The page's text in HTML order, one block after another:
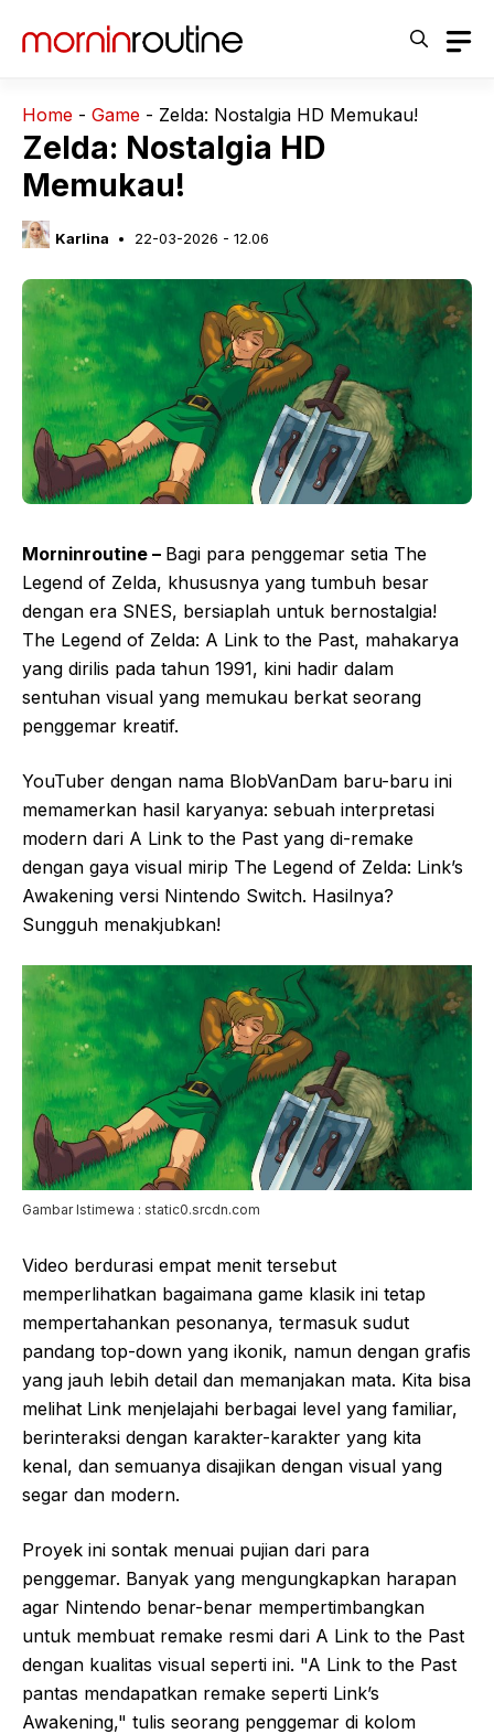
Home - Game - Zelda: Nostalgia HD Memukau!
Zelda: Nostalgia HD
Memukau!
Karlina 22-03-2026 - 12.06
Morninroutine – Bagi para penggemar setia The
Legend of Zelda, khususnya yang tumbuh besar
dengan era SNES, bersiaplah untuk bernostalgia!
The Legend of Zelda: A Link to the Past, mahakarya
yang dirilis pada tahun 1991, kini hadir dalam
sentuhan visual yang memukau berkat seorang
penggemar kreatif.
YouTuber dengan nama BlobVanDam baru-baru ini
memamerkan hasil karyanya: sebuah interpretasi
modern dari A Link to the Past yang di-remake
dengan gaya visual mirip The Legend of Zelda: Link’s
Awakening versi Nintendo Switch. Hasilnya?
Sungguh menakjubkan!
Gambar Istimewa : static0.srcdn.com
Video berdurasi empat menit tersebut
memperlihatkan bagaimana game klasik ini tetap
mempertahankan pesonanya, termasuk sudut
pandang top-down yang ikonik, namun dengan grafis
yang jauh lebih detail dan memanjakan mata. Kita bisa
melihat Link menjelajahi berbagai level yang familiar,
berinteraksi dengan karakter-karakter yang kita
kenal, dan semuanya disajikan dengan visual yang
segar dan modern.
Proyek ini sontak menuai pujian dari para
penggemar. Banyak yang mengungkapkan harapan
agar Nintendo benar-benar mempertimbangkan
untuk membuat remake resmi dari A Link to the Past
dengan kualitas visual seperti ini. "A Link to the Past
pantas mendapatkan remake seperti Link’s
Awakening," tulis seorang penggemar di kolom